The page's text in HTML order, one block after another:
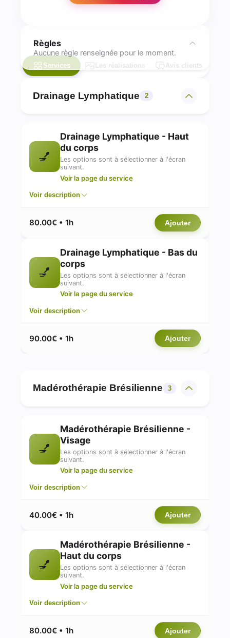
Règles
Aucune règle renseignée pour le moment.
Services Les réalisations Avis clients
Drainage Lymphatique 2
💅
Drainage Lymphatique - Haut
du corps
Les options sont à sélectionner à l'écran
suivant.
Voir la page du service
Voir description
80.00€ • 1h Ajouter
💅
Drainage Lymphatique - Bas du
corps
Les options sont à sélectionner à l'écran
suivant.
Voir la page du service
Voir description
90.00€ • 1h Ajouter
Madérothérapie Brésilienne 3
💅
Madérothérapie Brésilienne -
Visage
Les options sont à sélectionner à l'écran
suivant.
Voir la page du service
Voir description
40.00€ • 1h Ajouter
💅
Madérothérapie Brésilienne -
Haut du corps
Les options sont à sélectionner à l'écran
suivant.
Voir la page du service
Voir description
80.00€ • 1h Ajouter